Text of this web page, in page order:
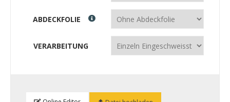
ABDECKFOLIE
VERARBEITUNG